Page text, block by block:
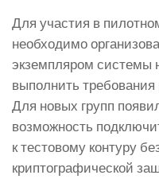
Для участия в
необходимо
экземпляром системы
выполнить
Для новых групп
возможность
к тестовому контуру
криптографической